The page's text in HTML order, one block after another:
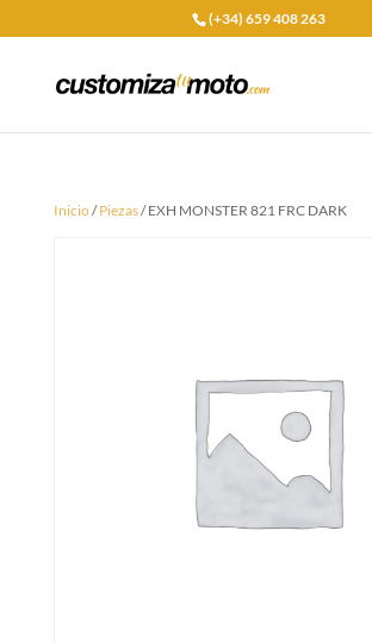
(+34) 659 408 263
Inicio/Piezas/ EXH MONSTER 821 FRC DARK